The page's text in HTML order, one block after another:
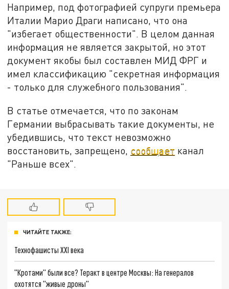
Например, под фотографией супруги премьера
Италии Марио Драги написано, что она
"избегает общественности". В целом данная
информация не является закрытой, но этот
документ якобы был составлен МИД ФРГ и
имел классификацию "секретная информация
- только для служебного пользования".
В статье отмечается, что по законам
Германии выбрасывать такие документы, не
убедившись, что текст невозможно
восстановить, запрещено, сообщает канал
"Раньше всех".
ЧИТАЙТЕ ТАКЖЕ:
Технофашисты XXI века
"Кротами" были все? Теракт в центре Москвы: На генералов
охотятся "живые дроны"